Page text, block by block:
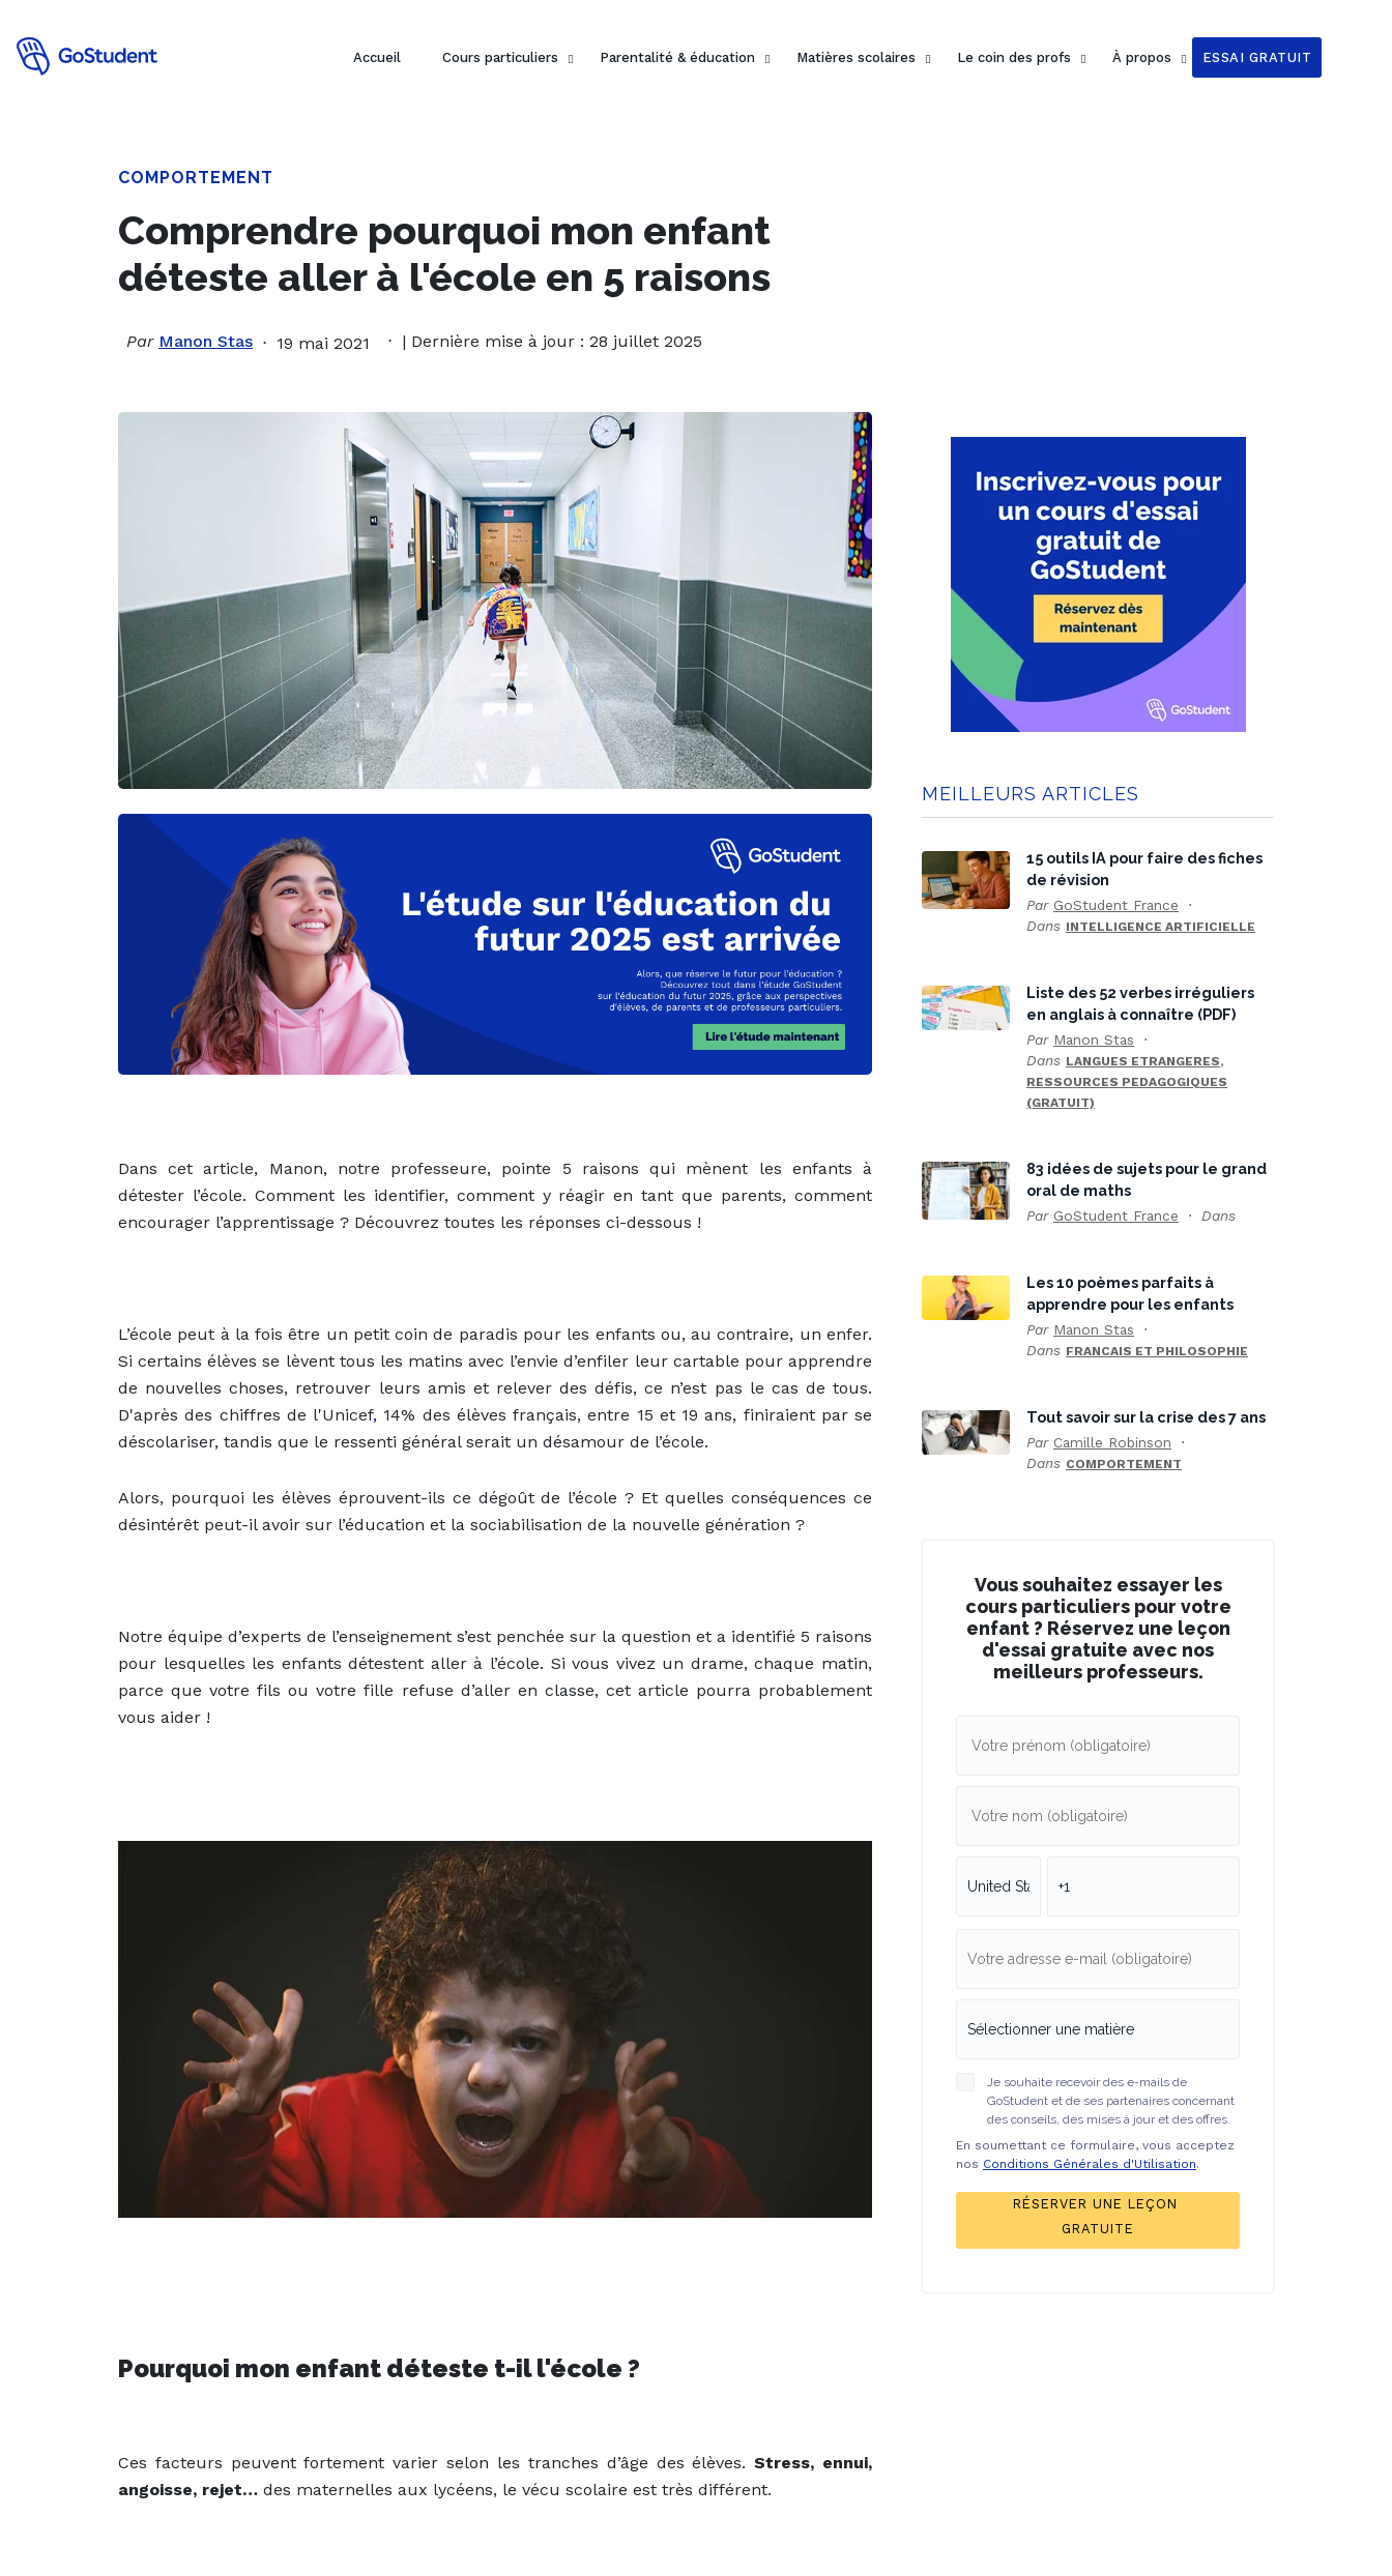
Accueil Cours particuliers Parentalité & éducation Matières scolaires Le coin des profs À propos ESSAI GRATUIT
COMPORTEMENT
Comprendre pourquoi mon enfant
déteste aller à l'école en 5 raisons
Par Manon Stas 19 mai 2021 | Dernière mise à jour : 28 juillet 2025
Dans cet article, Manon, notre professeure, pointe 5 raisons qui mènent les enfants à
détester l’école. Comment les identifier, comment y réagir en tant que parents, comment
encourager l’apprentissage ? Découvrez toutes les réponses ci-dessous !
L’école peut à la fois être un petit coin de paradis pour les enfants ou, au contraire, un enfer.
Si certains élèves se lèvent tous les matins avec l’envie d’enfiler leur cartable pour apprendre
de nouvelles choses, retrouver leurs amis et relever des défis, ce n’est pas le cas de tous.
D'après des chiffres de l'Unicef, 14% des élèves français, entre 15 et 19 ans, finiraient par se
déscolariser, tandis que le ressenti général serait un désamour de l’école.
Alors, pourquoi les élèves éprouvent-ils ce dégoût de l’école ? Et quelles conséquences ce
désintérêt peut-il avoir sur l’éducation et la sociabilisation de la nouvelle génération ?
Notre équipe d’experts de l’enseignement s’est penchée sur la question et a identifié 5 raisons
pour lesquelles les enfants détestent aller à l’école. Si vous vivez un drame, chaque matin,
parce que votre fils ou votre fille refuse d’aller en classe, cet article pourra probablement
vous aider !
Pourquoi mon enfant déteste t-il l'école ?
Ces facteurs peuvent fortement varier selon les tranches d’âge des élèves.Stress, ennui,
angoisse, rejet… des maternelles aux lycéens, le vécu scolaire est très différent.
MEILLEURS ARTICLES
15 outils IA pour faire des fiches
de révision
Par GoStudent France
Dans INTELLIGENCE ARTIFICIELLE
Liste des 52 verbes irréguliers
en anglais à connaître (PDF)
Par Manon Stas
Dans LANGUES ETRANGERES,
RESSOURCES PEDAGOGIQUES
(GRATUIT)
83 idées de sujets pour le grand
oral de maths
Par GoStudent France Dans
Les 10 poèmes parfaits à
apprendre pour les enfants
Par Manon Stas
Dans FRANCAIS ET PHILOSOPHIE
Tout savoir sur la crise des 7 ans
Par Camille Robinson
Dans COMPORTEMENT
Vous souhaitez essayer les
cours particuliers pour votre
enfant ? Réservez une leçon
d'essai gratuite avec nos
meilleurs professeurs.
Je souhaite recevoir des e-mails de
GoStudent et de ses partenaires concernant
des conseils, des mises à jour et des offres.
En soumettant ce formulaire, vous acceptez
nos Conditions Générales d'Utilisation.